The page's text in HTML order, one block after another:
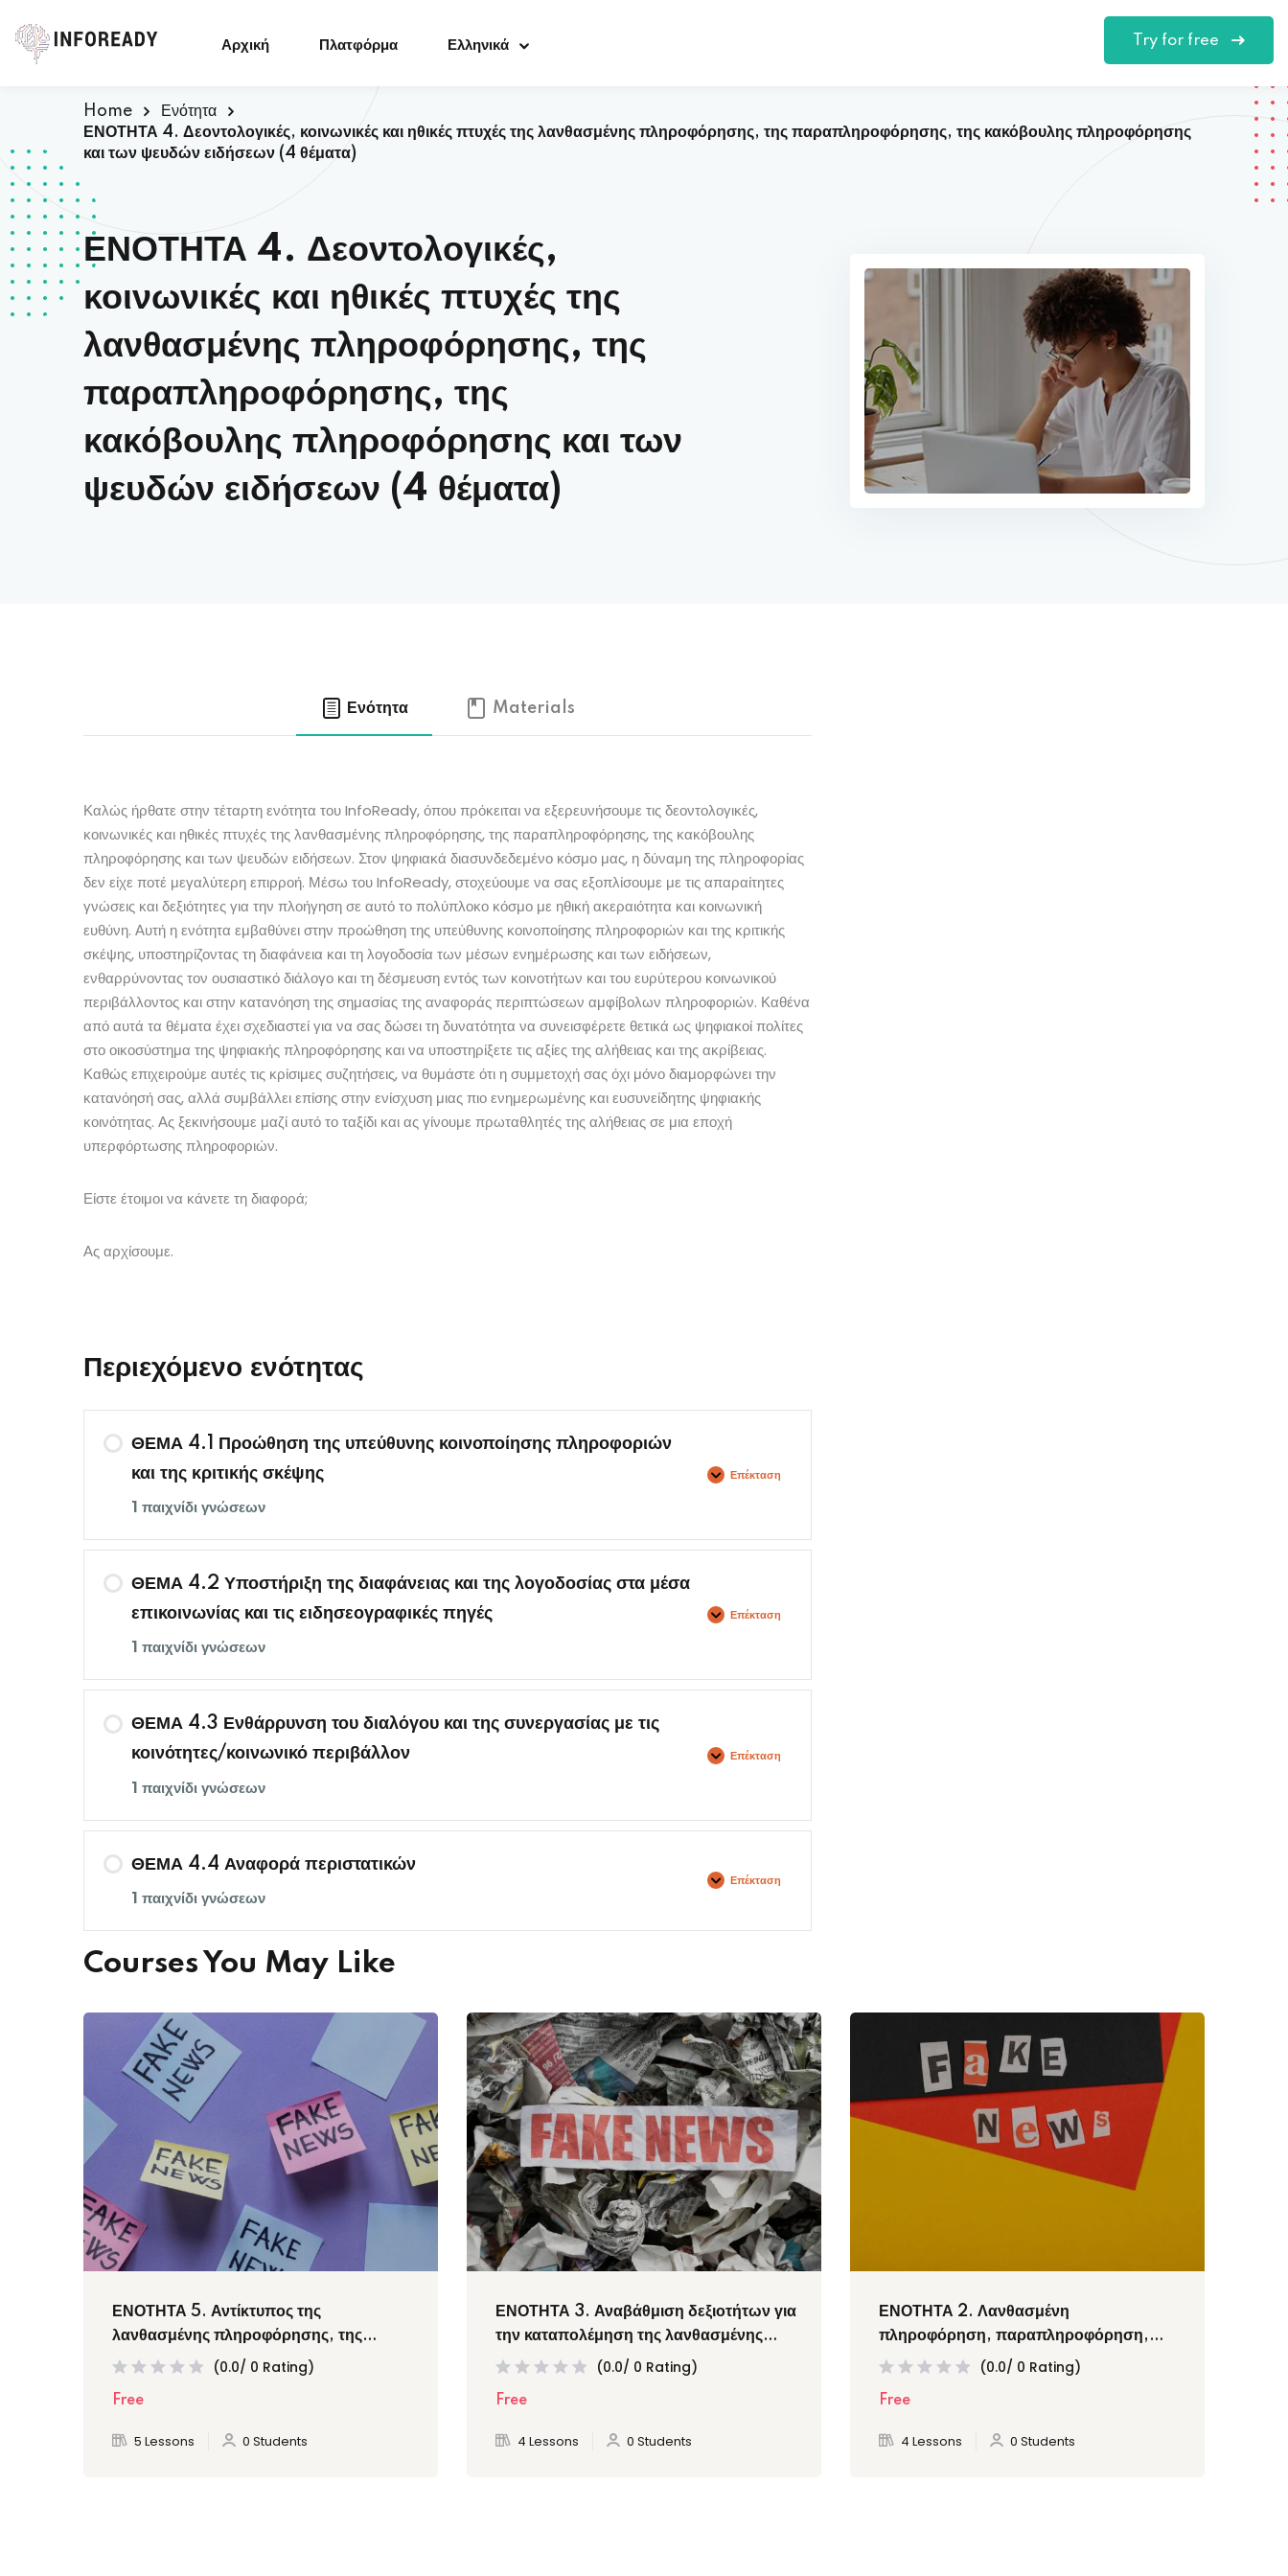
Αρχική Πλατφόρμα Ελληνικά Try for free
Home
Ενότητα
ΕΝΟΤΗΤΑ 4. Δεοντολογικές, κοινωνικές και ηθικές πτυχές της λανθασμένης πληροφόρησης, της παραπληροφόρησης, της κακόβουλης πληροφόρησης
και των ψευδών ειδήσεων (4 θέματα)
ΕΝΟΤΗΤΑ 4. Δεοντολογικές,
κοινωνικές και ηθικές πτυχές της
λανθασμένης πληροφόρησης, της
παραπληροφόρησης, της
κακόβουλης πληροφόρησης και των
ψευδών ειδήσεων (4 θέματα)
Ενότητα Materials
Καλώς ήρθατε στην τέταρτη ενότητα του InfoReady, όπου πρόκειται να εξερευνήσουμε τις δεοντολογικές,
κοινωνικές και ηθικές πτυχές της λανθασμένης πληροφόρησης, της παραπληροφόρησης, της κακόβουλης
πληροφόρησης και των ψευδών ειδήσεων. Στον ψηφιακά διασυνδεδεμένο κόσμο μας, η δύναμη της πληροφορίας
δεν είχε ποτέ μεγαλύτερη επιρροή. Μέσω του InfoReady, στοχεύουμε να σας εξοπλίσουμε με τις απαραίτητες
γνώσεις και δεξιότητες για την πλοήγηση σε αυτό το πολύπλοκο κόσμο με ηθική ακεραιότητα και κοινωνική
ευθύνη. Αυτή η ενότητα εμβαθύνει στην προώθηση της υπεύθυνης κοινοποίησης πληροφοριών και της κριτικής
σκέψης, υποστηρίζοντας τη διαφάνεια και τη λογοδοσία των μέσων ενημέρωσης και των ειδήσεων,
ενθαρρύνοντας τον ουσιαστικό διάλογο και τη δέσμευση εντός των κοινοτήτων και του ευρύτερου κοινωνικού
περιβάλλοντος και στην κατανόηση της σημασίας της αναφοράς περιπτώσεων αμφίβολων πληροφοριών. Καθένα
από αυτά τα θέματα έχει σχεδιαστεί για να σας δώσει τη δυνατότητα να συνεισφέρετε θετικά ως ψηφιακοί πολίτες
στο οικοσύστημα της ψηφιακής πληροφόρησης και να υποστηρίξετε τις αξίες της αλήθειας και της ακρίβειας.
Καθώς επιχειρούμε αυτές τις κρίσιμες συζητήσεις, να θυμάστε ότι η συμμετοχή σας όχι μόνο διαμορφώνει την
κατανόησή σας, αλλά συμβάλλει επίσης στην ενίσχυση μιας πιο ενημερωμένης και ευσυνείδητης ψηφιακής
κοινότητας. Ας ξεκινήσουμε μαζί αυτό το ταξίδι και ας γίνουμε πρωταθλητές της αλήθειας σε μια εποχή
υπερφόρτωσης πληροφοριών.
Είστε έτοιμοι να κάνετε τη διαφορά;
Ας αρχίσουμε.
Περιεχόμενο ενότητας
ΘΕΜΑ 4.1 Προώθηση της υπεύθυνης κοινοποίησης πληροφοριών
και της κριτικής σκέψης
1 παιχνίδι γνώσεων
Επέκταση
ΘΕΜΑ 4.2 Υποστήριξη της διαφάνειας και της λογοδοσίας στα μέσα
επικοινωνίας και τις ειδησεογραφικές πηγές
1 παιχνίδι γνώσεων
Επέκταση
ΘΕΜΑ 4.3 Ενθάρρυνση του διαλόγου και της συνεργασίας με τις
κοινότητες/κοινωνικό περιβάλλον
1 παιχνίδι γνώσεων
Επέκταση
ΘΕΜΑ 4.4 Αναφορά περιστατικών
1 παιχνίδι γνώσεων
Επέκταση
Courses You May Like
ΕΝΟΤΗΤΑ 5. Αντίκτυπος της
λανθασμένης πληροφόρησης, της
παραπληροφόρησης, της κακόβουλης
ειδήσεων σε διάφορους τομείς
(0.0/ 0 Rating)
Free
5 Lessons 0 Students
ΕΝΟΤΗΤΑ 3. Αναβάθμιση δεξιοτήτων για
την καταπολέμηση της λανθασμένης
πληροφόρησης, της
πληροφόρησης και των ψευδών
ειδήσεων (4 θέματα)
(0.0/ 0 Rating)
Free
4 Lessons 0 Students
ΕΝΟΤΗΤΑ 2. Λανθασμένη
πληροφόρηση, παραπληροφόρηση,
κακόβουλη πληροφόρηση, ψευδείς
θέματα)
(0.0/ 0 Rating)
Free
4 Lessons 0 Students
Don’t have an account?
Remember me